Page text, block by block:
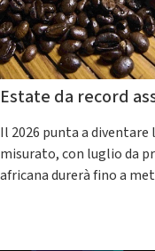
Estate da record
Il 2026 punta a diventare
misurato, con luglio da
africana durerà fino a